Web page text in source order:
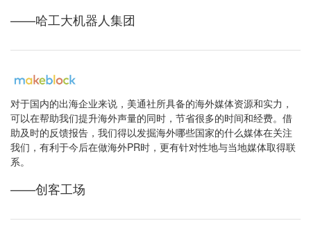
——哈工大机器人集团
对于国内的出海企业来说，美通社所具备的海外媒体资源和实力，
可以在帮助我们提升海外声量的同时，节省很多的时间和经费。借
助及时的反馈报告，我们得以发掘海外哪些国家的什么媒体在关注
我们，有利于今后在做海外PR时，更有针对性地与当地媒体取得联
系。
——创客工场